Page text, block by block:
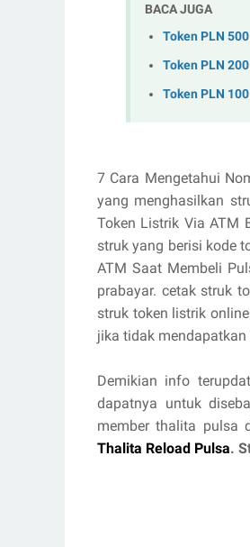
BACA JUGA
Token PLN
Token PLN
Token PLN
7 Cara Mengetahui
yang menghasilkan
Token Listrik Via ATM
struk yang berisi kode
ATM Saat Membeli
prabayar. cetak struk
struk token listrik
jika tidak
Demikian info
dapatnya untuk
member thalita pulsa
Thalita Reload Pulsa.